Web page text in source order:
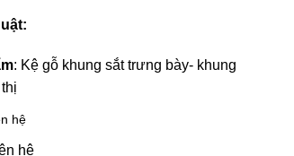
: Kệ gỗ khung sắt trưng bày- khung
hệ
hệ